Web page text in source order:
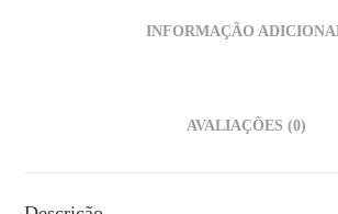
INFORMAÇÃO
AVALIAÇÕES (0)